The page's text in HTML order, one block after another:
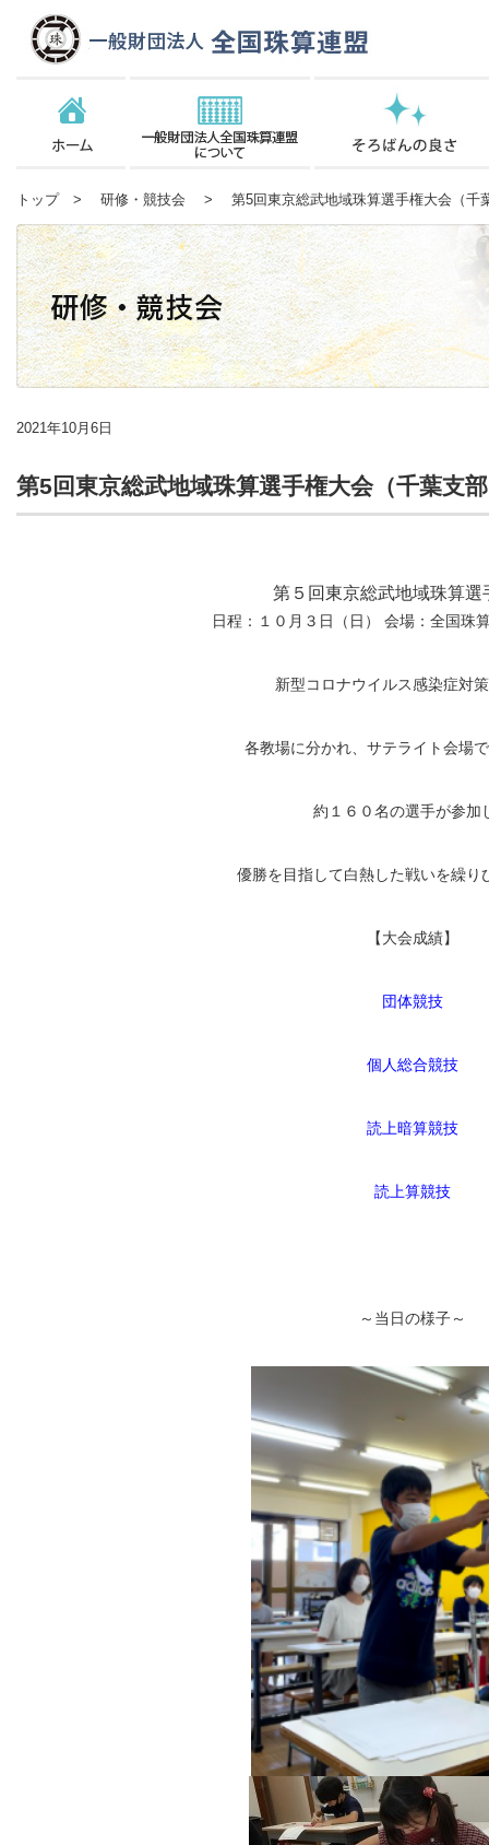
トップ> 研修・競技会 > 第5回東京総武地域珠算選手権大会（千
2021年10月6日
第5回東京総武地域珠算選手権大会（千葉支
第５回東京総武地域珠算選
日程：１０月３日（日） 会場：全国珠
新型コロナウイルス感染症対
各教場に分かれ、サテライト会場
約１６０名の選手が参加
優勝を目指して白熱した戦いを繰り
【大会成績】
団体競技
個人総合競技
読上暗算競技
読上算競技
～当日の様子～